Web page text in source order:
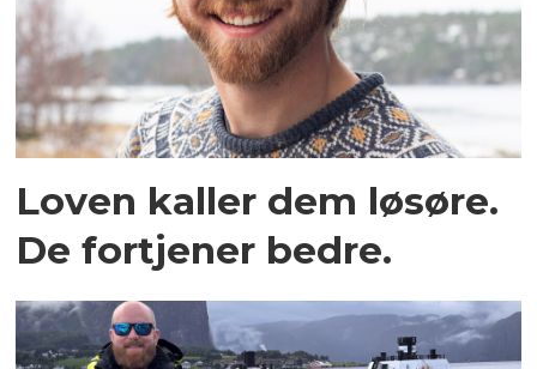
Loven kaller dem løsøre.
De fortjener bedre.